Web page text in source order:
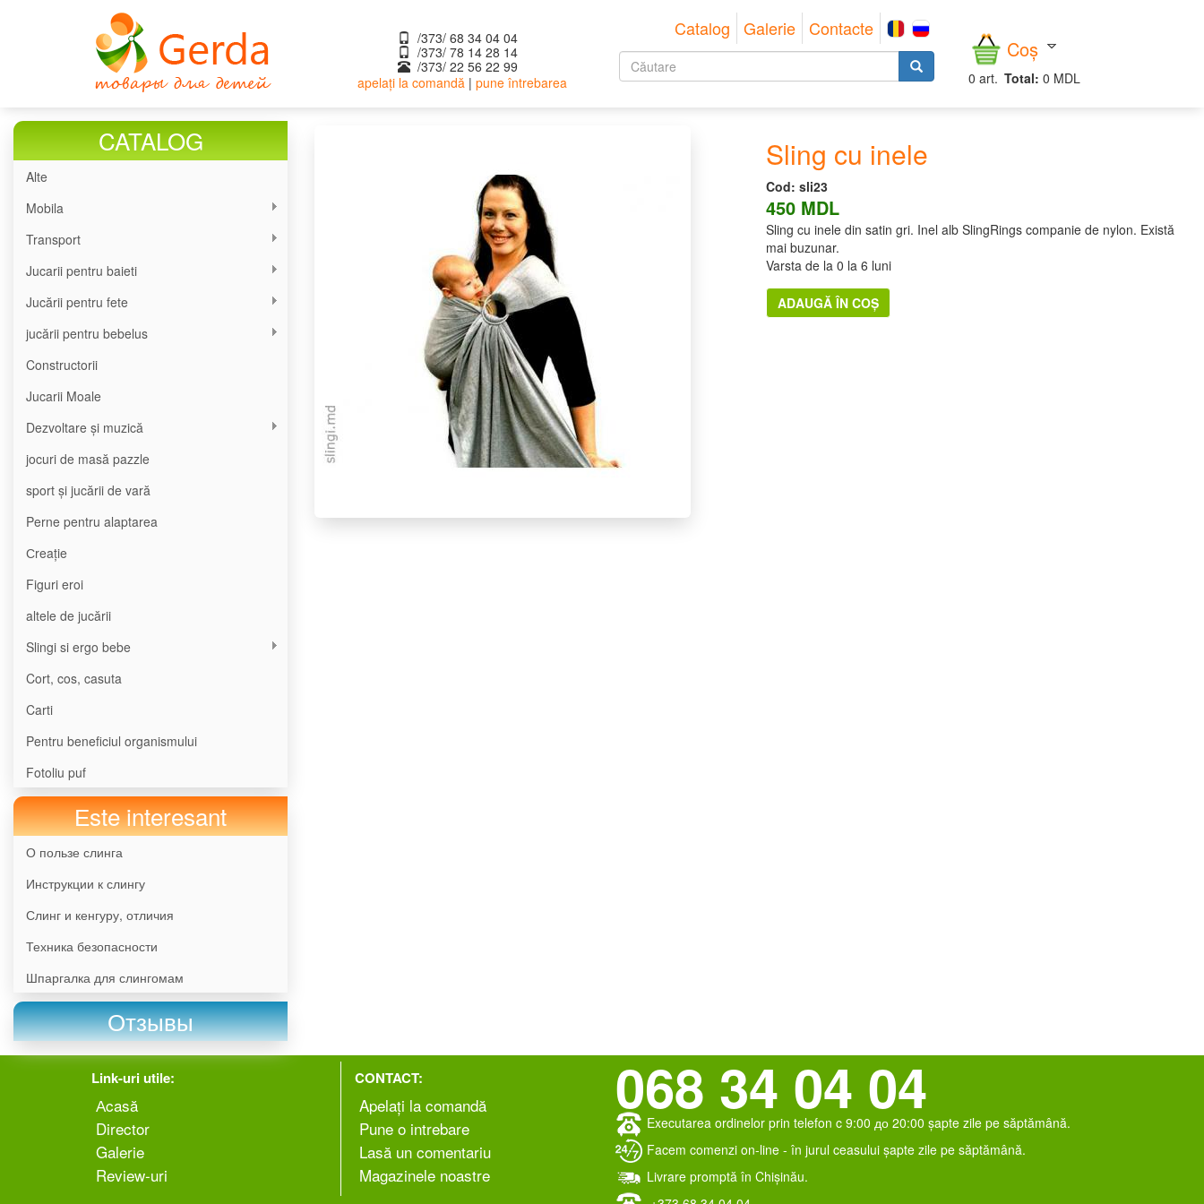
/373/ 68 34 04 04
/373/ ‎78 14 28 14
/373/ 22 56 22 99
apelați la comandă| pune întrebarea
Catalog Galerie Contacte
Formular Coș
0 art. Total: 0 MDL
CATALOG
Alte
Mobila
Transport
Jucarii pentru baieti
Jucării pentru fete
jucării pentru bebelus
Constructorii
Jucarii Moale
Dezvoltare și muzică
jocuri de masă pazzle
sport și jucării de vară
Perne pentru alaptarea
Сreație
Figuri eroi
altele de jucării
Slingi si ergo bebe
Cort, cos, casuta
Carti
Pentru beneficiul organismului
Fotoliu puf
Еste interesant
О пользе слинга
Инструкции к слингу
Слинг и кенгуру, отличия
Техника безопасности
Шпаргалка для слингомам
Отзывы
Sling cu inele
Cod: sli23
450 MDL
Sling cu inele din satin gri. Inel alb SlingRings companie de nylon. Există
mai buzunar.
Varsta de la 0 la 6 luni
ADAUGĂ ÎN COȘ
Link-uri utile:
Аcasă
Director
Galerie
Review-uri
CONTACT:
Apelați la comandă
Pune o intrebare
Lasă un comentariu
Magazinele noastre
068 34 04 04
Executarea ordinelor prin telefon c 9:00 до 20:00 șapte zile pe săptămână.
Facem comenzi on-line - în jurul ceasului șapte zile pe săptămână.
Livrare promptă în Chișinău.